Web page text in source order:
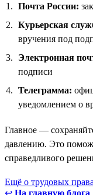
Почта России:
Курьерская
вручения под
Электронная
подписи
Телеграмма:
уведомлением о
Главное —
давлению. Это
справедливого
Ещё о трудовых
↩ На главную блога